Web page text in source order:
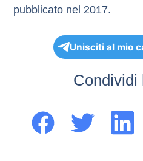
pubblicato nel 2017.
Unisciti al mio
Condividi